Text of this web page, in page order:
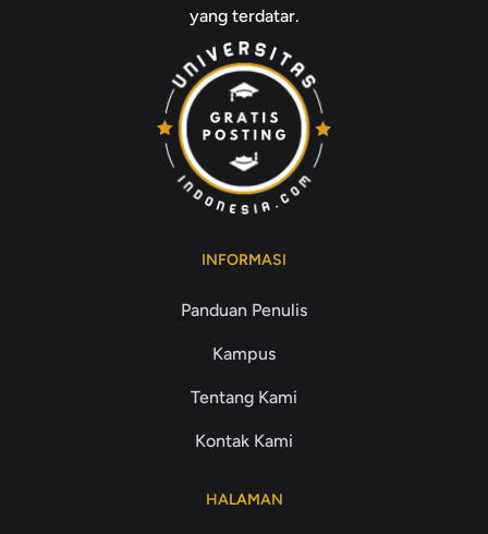
yang terdatar.
INFORMASI
Panduan Penulis
Kampus
Tentang Kami
Kontak Kami
HALAMAN